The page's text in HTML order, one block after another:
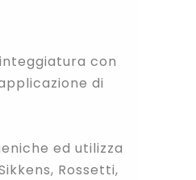
con
di
ed utilizza
Rossetti,